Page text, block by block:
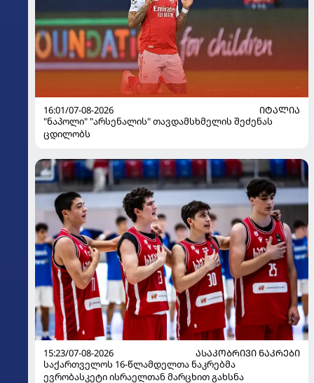
16:01/07-08-2026
ᲘᲢᲐᲚᲘᲐ
"ნაპოლი" "არსენალის" თავდამსხმელის შეძენას
ცდილობს
15:23/07-08-2026
ᲐᲡᲐᲙᲝᲑᲠᲘᲕᲘ ᲜᲐᲙᲠᲔᲑᲘ
საქართველოს 16-წლამდელთა ნაკრებმა
ევრობასკეტი ისრაელთან მარცხით გახსნა